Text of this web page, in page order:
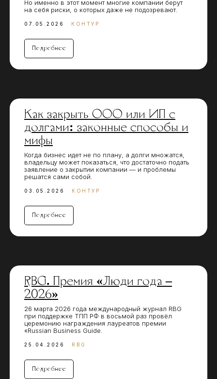
Но именно в этот момент многие компании берут
на себя риски, о которых даже не подозревают.
07.05.2026 КОНТУР
Подробнее
Как закрыть ООО или ИП с
долгами: законные способы и
мифы
Когда бизнес идет не по плану, а долги множатся,
владельцу может показаться, что достаточно подать
заявление о закрытии компании — и проблемы
решатся сами собой.
03.05.2026 КОНТУР
Подробнее
RBG. Премия «Люди года –
2026»
26 марта 2026 года международный журнал RBG
при поддержке ТПП РФ в восьмой раз провёл
церемонию награждения лауреатов премии
«Russian Business Guide.
25.04.2026 RBG
Подробнее